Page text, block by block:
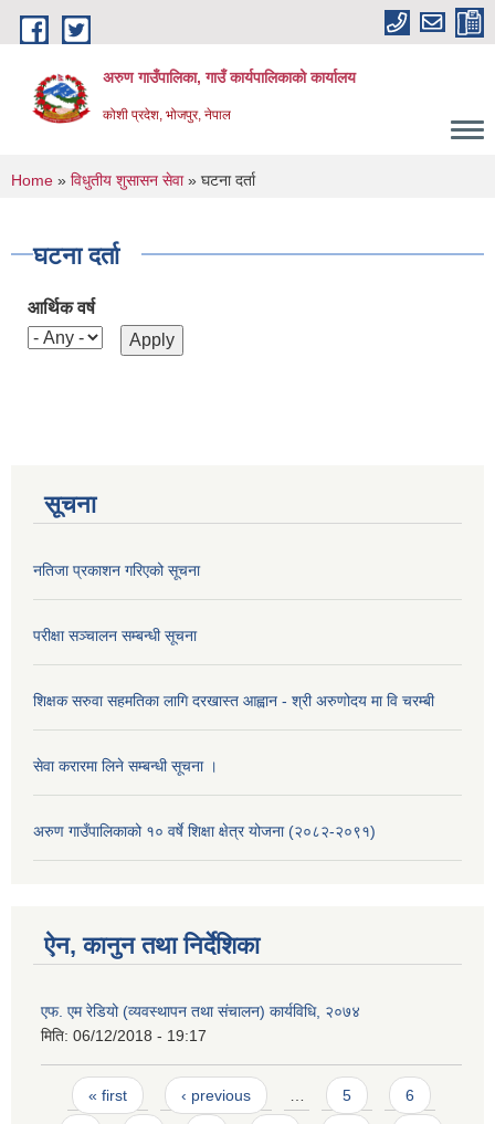
Skip to main content
अरुण गाउँपालिका, गाउँ कार्यपालिकाको कार्यालय
कोशी प्रदेश, भोजपुर, नेपाल
You are here
Home » विधुतीय शुसासन सेवा» घटना दर्ता
घटना दर्ता
आर्थिक वर्ष
सूचना
नतिजा प्रकाशन गरिएको सूचना
परीक्षा सञ्चालन सम्बन्धी सूचना
शिक्षक सरुवा सहमतिका लागि दरखास्त आह्वान - श्री अरुणोदय मा वि चरम्बी
सेवा करारमा लिने सम्बन्धी सूचना ।
अरुण गाउँपालिकाको १० वर्षे शिक्षा क्षेत्र योजना (२०८२-२०९१)
ऐन, कानुन तथा निर्देशिका
एफ. एम रेडियो (व्यवस्थापन तथा संचालन) कार्यविधि, २०७४
मिति: 06/12/2018 - 19:17
Pages
« first ‹ previous … 5 6